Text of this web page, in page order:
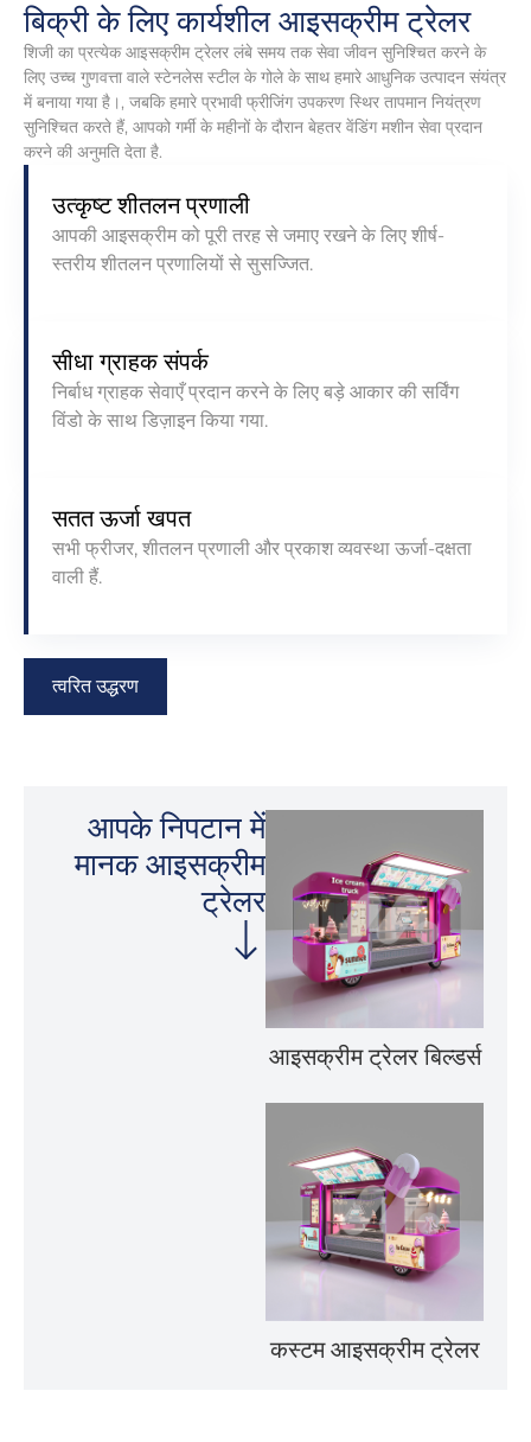
बिक्री के लिए कार्यशील आइसक्रीम ट्रेलर
शिजी का प्रत्येक आइसक्रीम ट्रेलर लंबे समय तक सेवा जीवन सुनिश्चित करने के
लिए उच्च गुणवत्ता वाले स्टेनलेस स्टील के गोले के साथ हमारे आधुनिक उत्पादन संयंत्र
में बनाया गया है।, जबकि हमारे प्रभावी फ्रीजिंग उपकरण स्थिर तापमान नियंत्रण
सुनिश्चित करते हैं, आपको गर्मी के महीनों के दौरान बेहतर वेंडिंग मशीन सेवा प्रदान
करने की अनुमति देता है.
उत्कृष्ट शीतलन प्रणाली
आपकी आइसक्रीम को पूरी तरह से जमाए रखने के लिए शीर्ष-
स्तरीय शीतलन प्रणालियों से सुसज्जित.
सीधा ग्राहक संपर्क
निर्बाध ग्राहक सेवाएँ प्रदान करने के लिए बड़े आकार की सर्विंग
विंडो के साथ डिज़ाइन किया गया.
सतत ऊर्जा खपत
सभी फ्रीजर, शीतलन प्रणाली और प्रकाश व्यवस्था ऊर्जा-दक्षता
वाली हैं.
त्वरित उद्धरण
आपके निपटान में
मानक आइसक्रीम
ट्रेलर
आइसक्रीम ट्रेलर बिल्डर्स
कस्टम आइसक्रीम ट्रेलर